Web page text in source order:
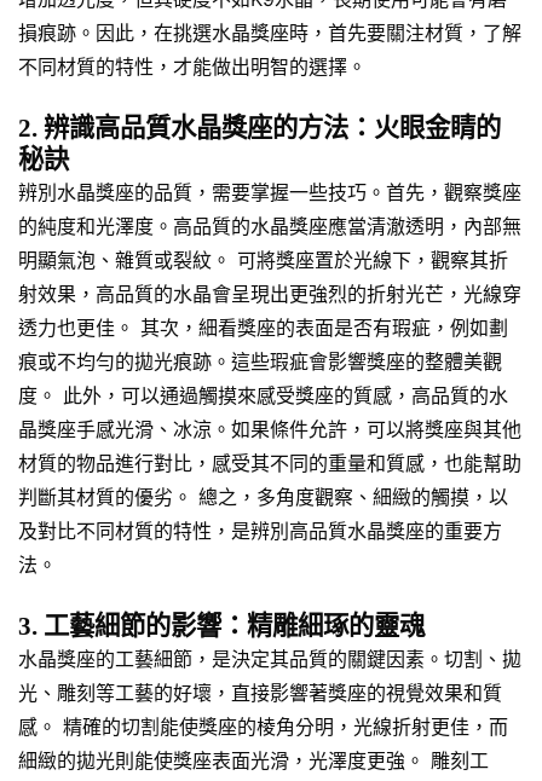
損痕跡。因此，在挑選水晶獎座時，首先要關注材質，了解
不同材質的特性，才能做出明智的選擇。
2. 辨識高品質水晶獎座的方法：火眼金睛的
秘訣
辨別水晶獎座的品質，需要掌握一些技巧。首先，觀察獎座
的純度和光澤度。高品質的水晶獎座應當清澈透明，內部無
明顯氣泡、雜質或裂紋。 可將獎座置於光線下，觀察其折
射效果，高品質的水晶會呈現出更強烈的折射光芒，光線穿
透力也更佳。 其次，細看獎座的表面是否有瑕疵，例如劃
痕或不均勻的拋光痕跡。這些瑕疵會影響獎座的整體美觀
度。 此外，可以通過觸摸來感受獎座的質感，高品質的水
晶獎座手感光滑、冰涼。如果條件允許，可以將獎座與其他
材質的物品進行對比，感受其不同的重量和質感，也能幫助
判斷其材質的優劣。 總之，多角度觀察、細緻的觸摸，以
及對比不同材質的特性，是辨別高品質水晶獎座的重要方
法。
3. 工藝細節的影響：精雕細琢的靈魂
水晶獎座的工藝細節，是決定其品質的關鍵因素。切割、拋
光、雕刻等工藝的好壞，直接影響著獎座的視覺效果和質
感。 精確的切割能使獎座的棱角分明，光線折射更佳，而
細緻的拋光則能使獎座表面光滑，光澤度更強。 雕刻工